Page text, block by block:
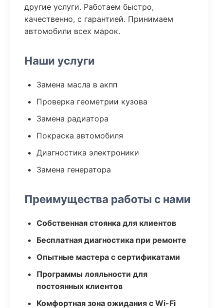
другие услуги. Работаем быстро,
качественно, с гарантией. Принимаем
автомобили всех марок.
Наши услуги
Замена масла в акпп
Проверка геометрии кузова
Замена радиатора
Покраска автомобиля
Диагностика электроники
Замена генератора
Преимущества работы с нами
Собственная стоянка для клиентов
Бесплатная диагностика при ремонте
Опытные мастера с сертификатами
Программы лояльности для
постоянных клиентов
Комфортная зона ожидания с Wi-Fi